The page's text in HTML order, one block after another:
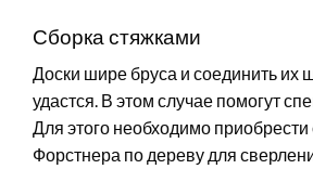
Сборка стяжками
Доски шире бруса и соединить их
удастся. В этом случае помогут
Для этого необходимо приобрести
Форстнера по дереву для